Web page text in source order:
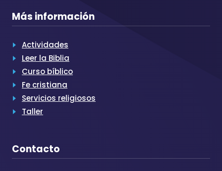
Más información
Actividades
Leer la Biblia
Curso bíblico
Fe cristiana
Servicios religiosos
Taller
Contacto